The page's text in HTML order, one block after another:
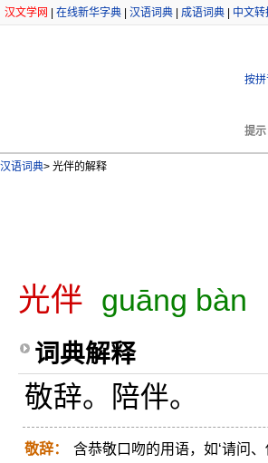
汉文学网 在线新华字典 汉语词典 成语词典 中文转
按
提示
汉语词典> 光伴的解释
光伴 guāng bàn
词典解释
敬辞。陪伴。
敬辞： 含恭敬口吻的用语，如‘请问、